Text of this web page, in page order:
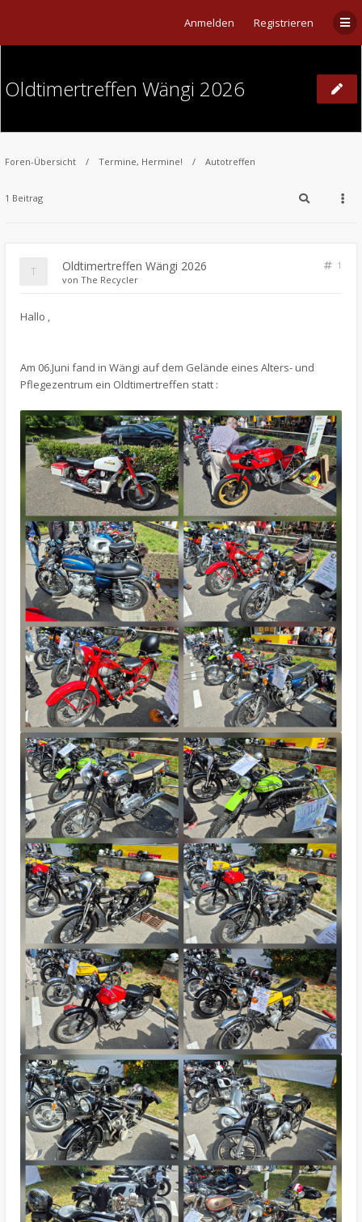
Anmelden Registrieren
Oldtimertreffen Wängi 2026
Foren-Übersicht Termine, Hermine! Autotreffen
1 Beitrag
Oldtimertreffen Wängi 2026
1
von The Recycler
​Hallo ,
Am 06.Juni fand in Wängi auf dem Gelände eines Alters- und
Pflegezentrum ein Oldtimertreffen statt :